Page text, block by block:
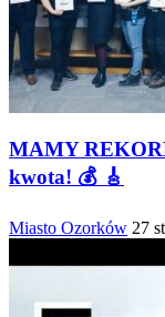
MAMY
kwota! 💰 🎸
Miasto Ozorków 27